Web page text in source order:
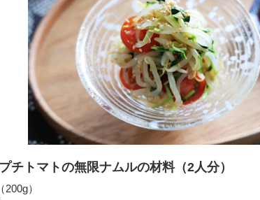
チトマトの無限ナムルの材料（2人分）
）